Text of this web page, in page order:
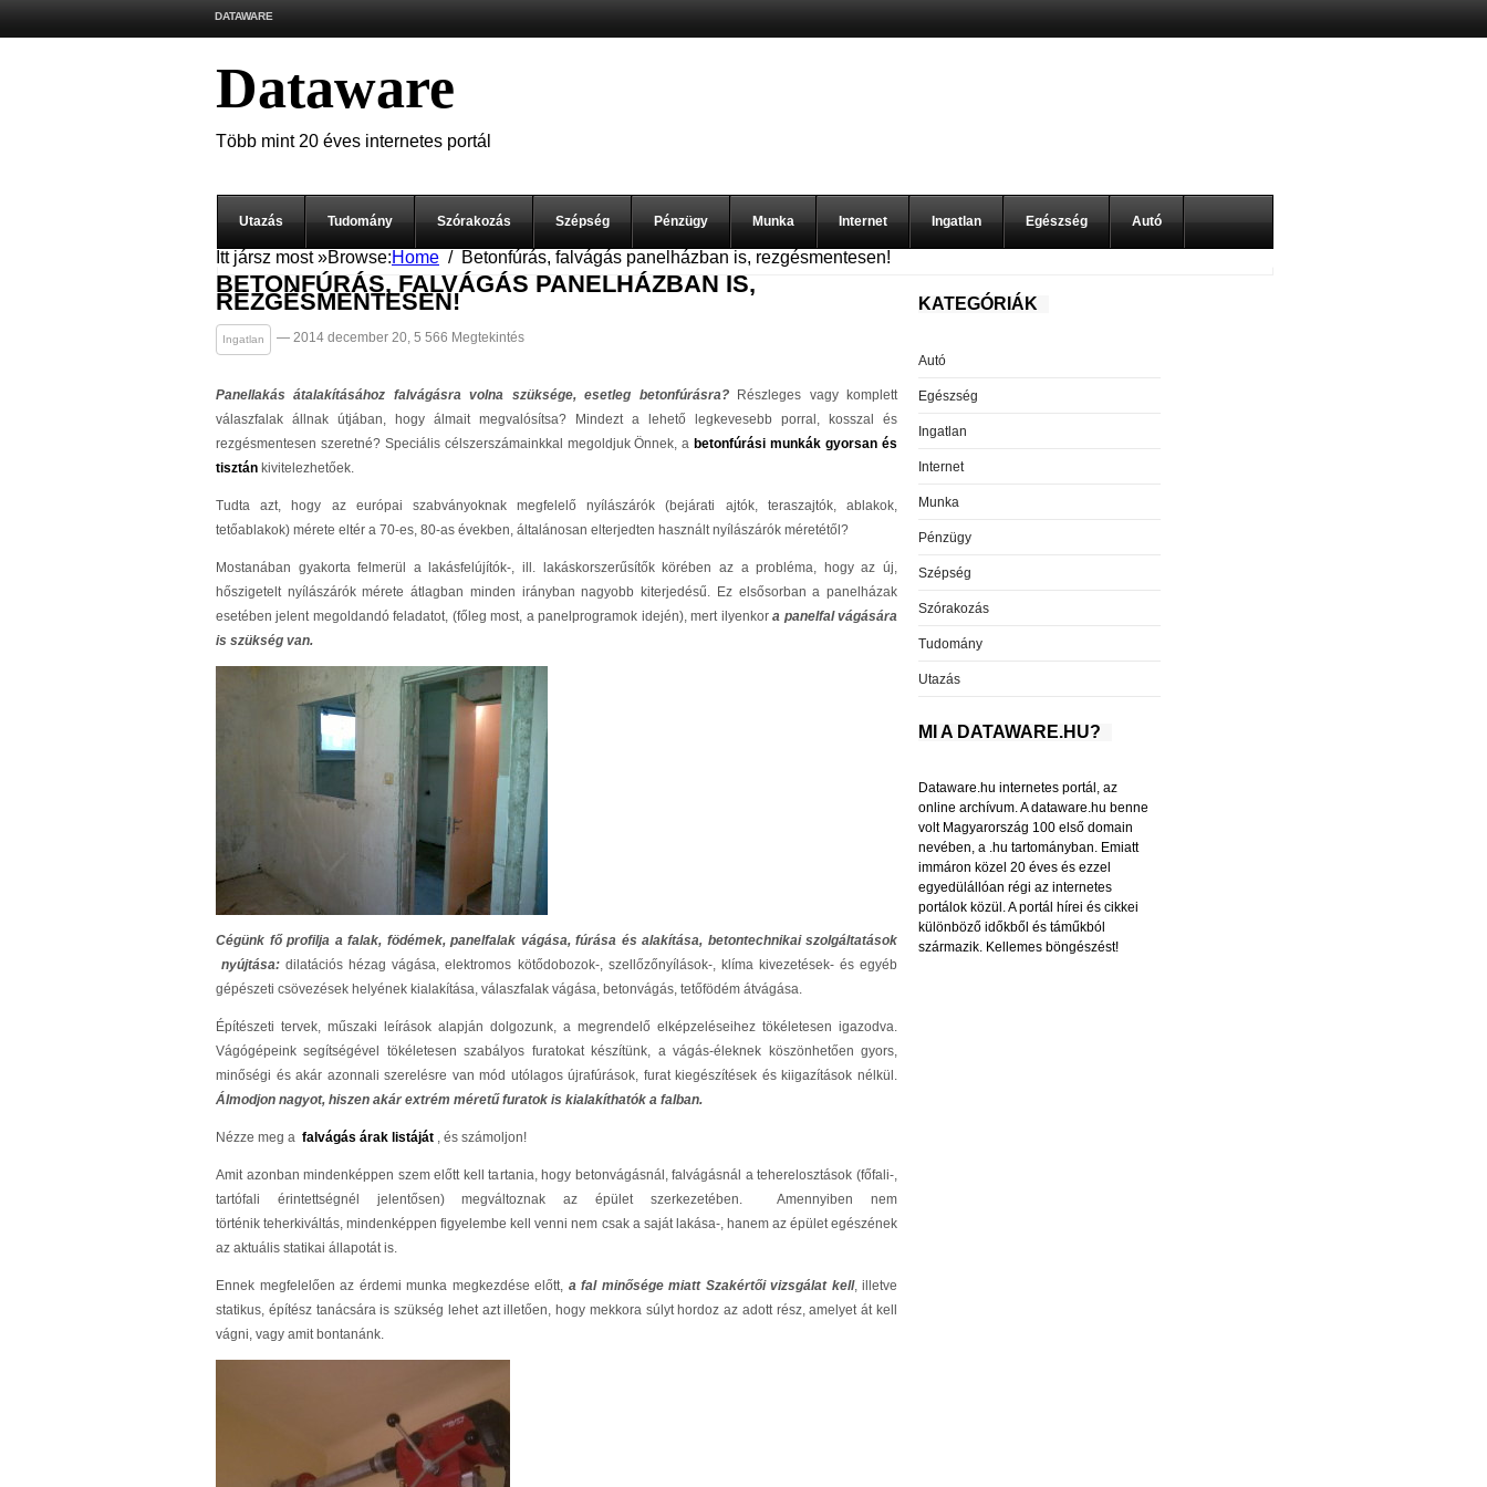
DATAWARE
Dataware
Több mint 20 éves internetes portál
Utazás Tudomány Szórakozás Szépség Pénzügy Munka Internet Ingatlan Egészség Autó
Itt jársz most »Browse:Home Betonfúrás, falvágás panelházban is, rezgésmentesen!
BETONFÚRÁS, FALVÁGÁS PANELHÁZBAN IS,
REZGÉSMENTESEN!
Ingatlan — 2014 december 20, 5 566 Megtekintés
Panellakás átalakításához falvágásra volna szüksége, esetleg betonfúrásra?Részleges vagy komplett
válaszfalak állnak útjában, hogy álmait megvalósítsa? Mindezt a lehető legkevesebb porral, kosszal és
rezgésmentesen szeretné? Speciális célszerszámainkkal megoldjuk Önnek, a betonfúrási munkák gyorsan és
tisztán kivitelezhetőek.
Tudta azt, hogy az európai szabványoknak megfelelő nyílászárók (bejárati ajtók, teraszajtók, ablakok,
tetőablakok) mérete eltér a 70-es, 80-as években, általánosan elterjedten használt nyílászárók méretétől?
Mostanában gyakorta felmerül a lakásfelújítók-, ill. lakáskorszerűsítők körében az a probléma, hogy az új,
hőszigetelt nyílászárók mérete átlagban minden irányban nagyobb kiterjedésű. Ez elsősorban a panelházak
esetében jelent megoldandó feladatot, (főleg most, a panelprogramok idején), mert ilyenkora panelfal vágására
is szükség van.
Cégünk fő profilja a falak, födémek, panelfalak vágása, fúrása és alakítása, betontechnikai szolgáltatások
nyújtása: dilatációs hézag vágása, elektromos kötődobozok-, szellőzőnyílások-, klíma kivezetések- és egyéb
gépészeti csövezések helyének kialakítása, válaszfalak vágása, betonvágás, tetőfödém átvágása.
Építészeti tervek, műszaki leírások alapján dolgozunk, a megrendelő elképzeléseihez tökéletesen igazodva.
Vágógépeink segítségével tökéletesen szabályos furatokat készítünk, a vágás-éleknek köszönhetően gyors,
minőségi és akár azonnali szerelésre van mód utólagos újrafúrások, furat kiegészítések és kiigazítások nélkül.
Álmodjon nagyot, hiszen akár extrém méretű furatok is kialakíthatók a falban.
Nézze meg a falvágás árak listáját , és számoljon!
Amit azonban mindenképpen szem előtt kell tartania, hogy betonvágásnál, falvágásnál a teherelosztások (főfali-,
tartófali érintettségnél jelentősen) megváltoznak az épület szerkezetében. Amennyiben nem
történik teherkiváltás, mindenképpen figyelembe kell venni nem csak a saját lakása-, hanem az épület egészének
az aktuális statikai állapotát is.
Ennek megfelelően az érdemi munka megkezdése előtt, a fal minősége miatt Szakértői vizsgálat kell, illetve
statikus, építész tanácsára is szükség lehet azt illetően, hogy mekkora súlyt hordoz az adott rész, amelyet át kell
vágni, vagy amit bontanánk.
KATEGÓRIÁK
Autó
Egészség
Ingatlan
Internet
Munka
Pénzügy
Szépség
Szórakozás
Tudomány
Utazás
MI A DATAWARE.HU?
Dataware.hu internetes portál, az
online archívum. A dataware.hu benne
volt Magyarország 100 első domain
nevében, a .hu tartományban. Emiatt
immáron közel 20 éves és ezzel
egyedülállóan régi az internetes
portálok közül. A portál hírei és cikkei
különböző időkből és táműkból
származik. Kellemes böngészést!